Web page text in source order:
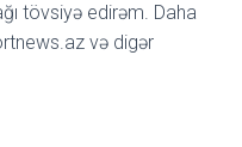
tövsiyə edirəm. Daha
və digər